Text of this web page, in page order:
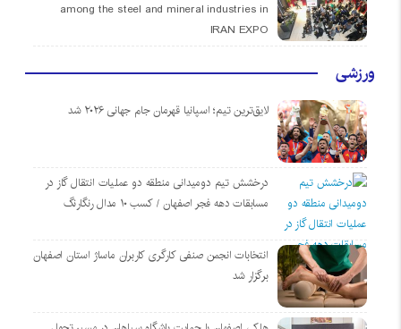
among the steel and mineral industries in
IRAN EXPO
ورزشی
لایق‌ترین تیم؛ اسپانیا قهرمان جام جهانی ۲۰۲۶ شد
درخشش تیم دومیدانی منطقه دو عملیات انتقال گاز در
مسابقات دهه فجر اصفهان / کسب ۱۰ مدال رنگارنگ
انتخابات انجمن صنفی کارگری کاربران ماساژ استان اصفهان
برگزار شد